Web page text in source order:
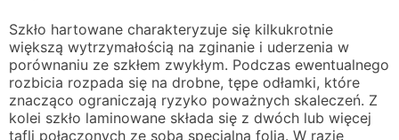
Szkło hartowane charakteryzuje się kilkukrotnie
większą wytrzymałością na zginanie i uderzenia w
porównaniu ze szkłem zwykłym. Podczas ewentualnego
rozbicia rozpada się na drobne, tępe odłamki, które
znacząco ograniczają ryzyko poważnych skaleczeń. Z
kolei szkło laminowane składa się z dwóch lub więcej
tafli połączonych ze sobą specjalną folią. W razie